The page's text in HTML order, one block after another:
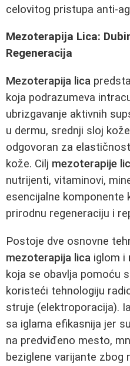
celovitog pristupa anti-
Mezoterapija Lica:
Regeneracija
Mezoterapija lica
koja podrazumeva
ubrizgavanje aktivnih
u dermu, srednji sloj
odgovoran za
kože. Cilj mezoterapije
nutrijenti, vitaminovi,
esencijalne komponente
prirodnu regeneraciju i
Postoje dve osnovne
mezoterapija lica iglom i
koja se obavlja pomoću
koristeći tehnologiju
struje (elektroporacija).
sa iglama efikasnija jer
na predviđeno mesto,
beziglene varijante zbog